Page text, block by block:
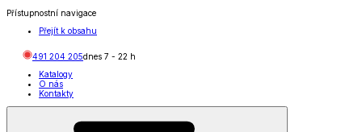
Přístupnostní navigace
Přejít k obsahu
491 204 205dnes 7 - 22 h
Katalogy
O nás
Kontakty